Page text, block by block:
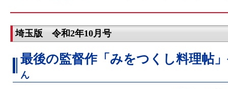
埼玉版 令和2年10月号
最後の監督作「みをつくし料理帖
ん